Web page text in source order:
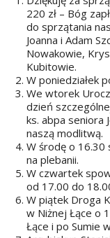
220 zł – Bóg
do sprzątania
Joanna i Adam
Nowakowie,
Kubitowie.
W poniedziałek
We wtorek
dzień
ks. abpa seniora
naszą modlitwą.
W środę o 16.30
na plebanii.
W czwartek
od 17.00 do
W piątek Droga
w Niżnej Łące o
Łące i po Sumie